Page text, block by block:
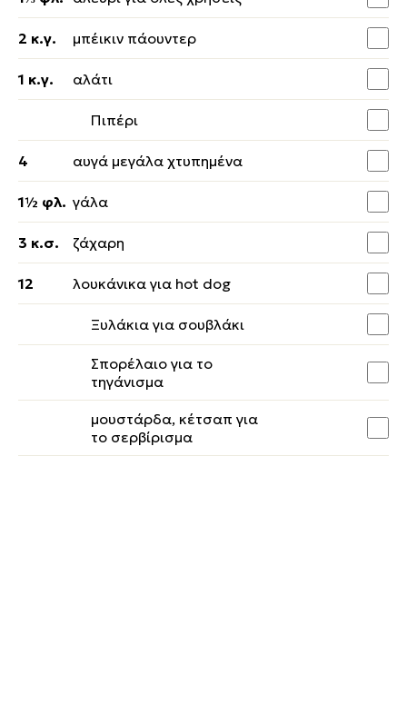
2 κ.γ. μπέικιν πάουντερ
1 κ.γ. αλάτι
Πιπέρι
4 αυγά μεγάλα χτυπημένα
1½ φλ. γάλα
3 κ.σ. ζάχαρη
12 λουκάνικα για hot dog
Ξυλάκια για σουβλάκι
Σπορέλαιο για το
τηγάνισμα
μουστάρδα, κέτσαπ για
το σερβίρισμα